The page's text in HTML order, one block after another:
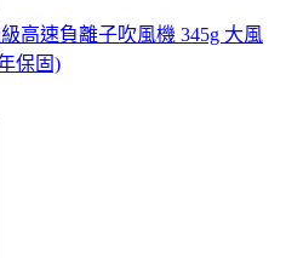
高速負離子吹風機 345g 大風
保固)